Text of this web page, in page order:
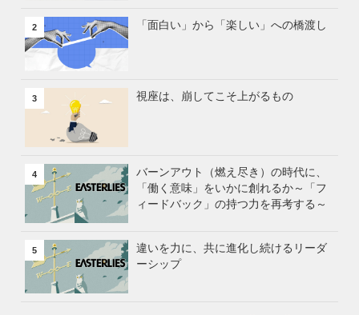
2 「面白い」から「楽しい」への橋渡し
3 視座は、崩してこそ上がるもの
4
バーンアウト（燃え尽き）の時代に、
「働く意味」をいかに創れるか～「フ
ィードバック」の持つ力を再考する～
5
違いを力に、共に進化し続けるリーダ
ーシップ